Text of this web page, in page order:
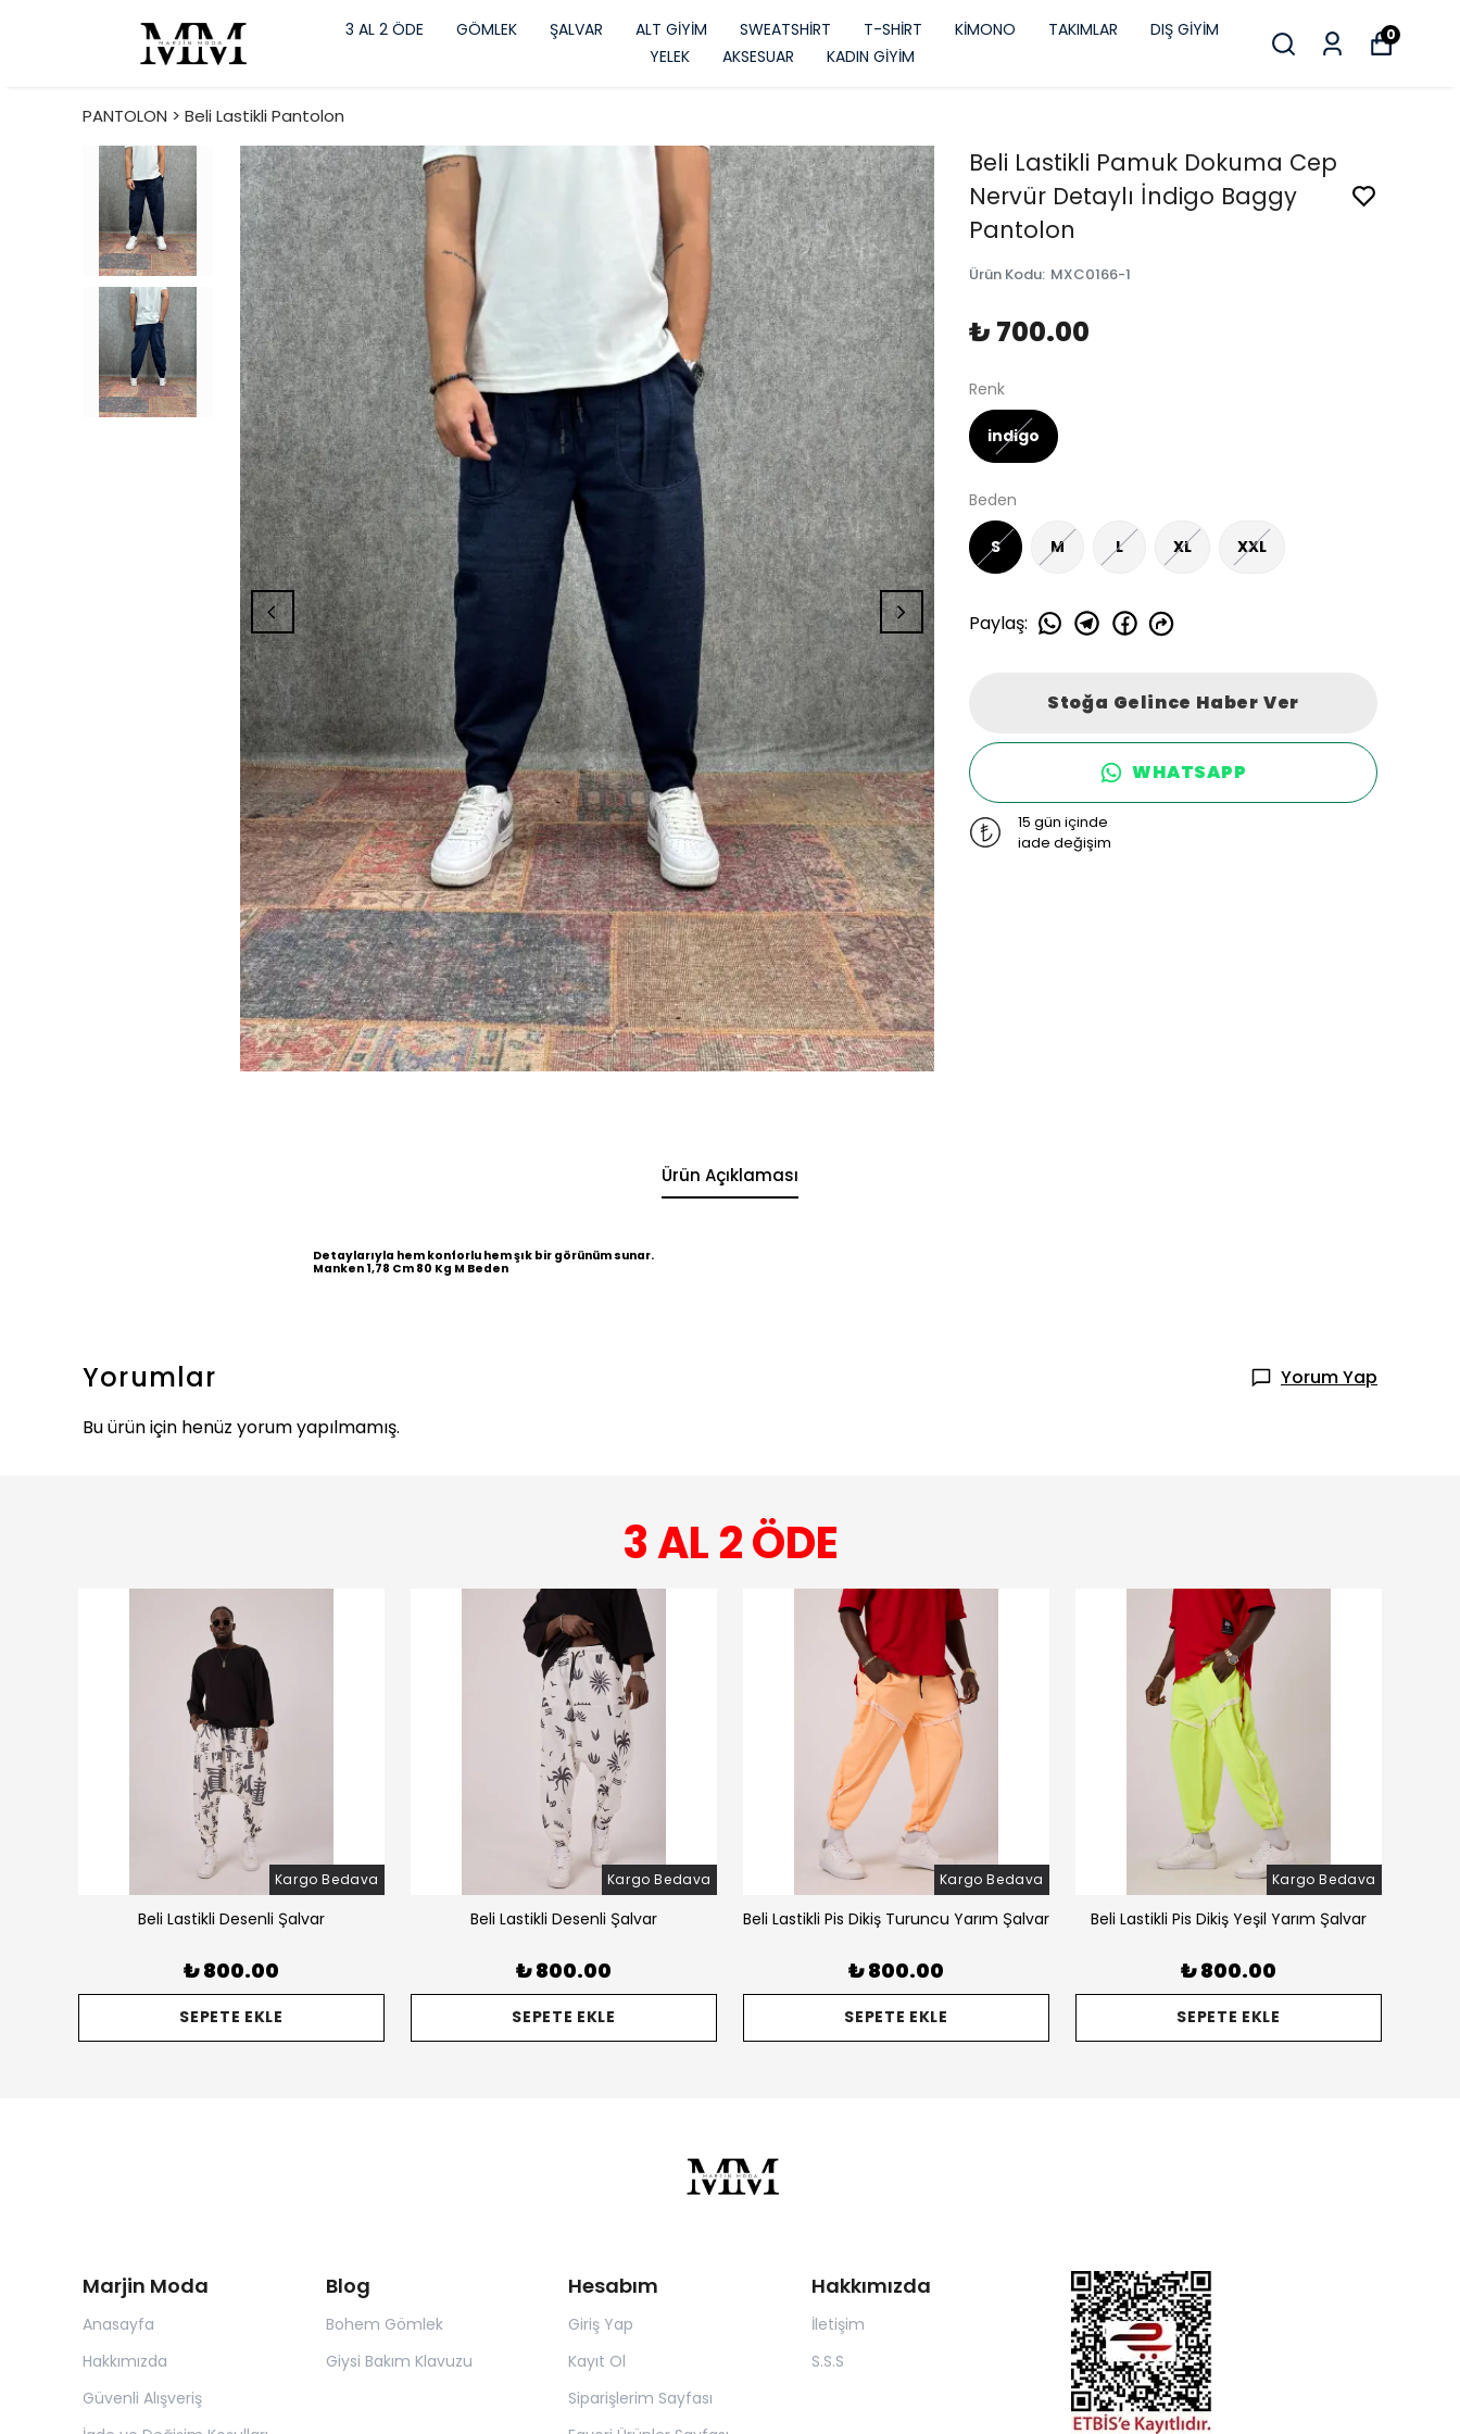
3 AL 2 ÖDE GÖMLEK ŞALVAR ALT GİYİM SWEATSHİRT T-SHİRT KİMONO TAKIMLAR
DIŞ GİYİM
YELEK
AKSESUAR KADIN GİYİM
0
PANTOLON > Beli Lastikli Pantolon
Beli Lastikli Pamuk Dokuma Cep
Nervür Detaylı İndigo Baggy
Pantolon
Ürün Kodu: MXC0166-1
₺ 700.00
Renk
indigo
Beden
S M L XL XXL
Paylaş:
Stoğa Gelince Haber Ver
WHATSAPP
15 gün içinde
iade değişim
Ürün Açıklaması
Detaylarıyla hem konforlu hem şık bir görünüm sunar.
Manken 1,78 Cm 80 Kg M Beden
Yorumlar
Yorum Yap
Bu ürün için henüz yorum yapılmamış.
3 AL 2 ÖDE
Kargo Bedava
Beli Lastikli Desenli Şalvar
₺ 800.00
SEPETE EKLE
Kargo Bedava
Beli Lastikli Desenli Şalvar
₺ 800.00
SEPETE EKLE
Kargo Bedava
Beli Lastikli Pis Dikiş Turuncu Yarım Şalvar
₺ 800.00
SEPETE EKLE
Kargo Bedava
Beli Lastikli Pis Dikiş Yeşil Yarım Şalvar
₺ 800.00
SEPETE EKLE
Marjin Moda
Anasayfa
Hakkımızda
Güvenli Alışveriş
Blog
Bohem Gömlek
Giysi Bakım Klavuzu
Hesabım
Giriş Yap
Kayıt Ol
Siparişlerim Sayfası
Hakkımızda
İletişim
S.S.S